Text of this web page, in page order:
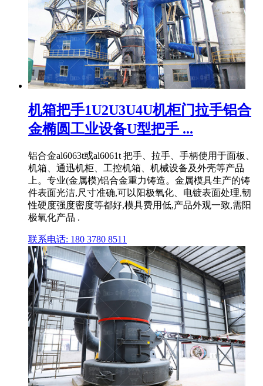
机箱把手1U2U3U4U机柜门拉手铝合
金椭圆工业设备U型把手 ...
铝合金al6063t或al6061t 把手、拉手、手柄使用于面板、
机箱、通迅机柜、工控机箱、机械设备及外壳等产品
上。专业(金属模)铝合金重力铸造。金属模具生产的铸
件表面光洁,尺寸准确,可以阳极氧化、电镀表面处理,韧
性硬度强度密度等都好,模具费用低,产品外观一致,需阳
极氧化产品 .
联系电话: 180 3780 8511